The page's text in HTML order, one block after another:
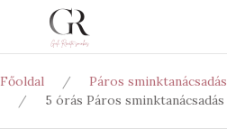
Főoldal
Páros sminktanácsadás
5 órás Páros sminktanácsadás